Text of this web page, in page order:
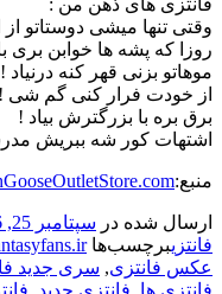
فانتزی های ذهن من :
وقتی تنها میشی دوستاتو از
روزا که پشه ها خوابن بری
موهاتو بزنی قهر کنه درنیاد !
از خودت فرار کنی گم شی !
برق بره با بزرگترش بیاد !
اشتهات کور شه ببریش
منبع:
ارسال شده در سپتامبر 25, 2016
فانتزیبرچسب‌ها
عکس فانتزی, سری جدید
فانتزی ها
فانتزی جدید